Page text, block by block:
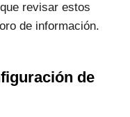
revisar estos
de información.
de